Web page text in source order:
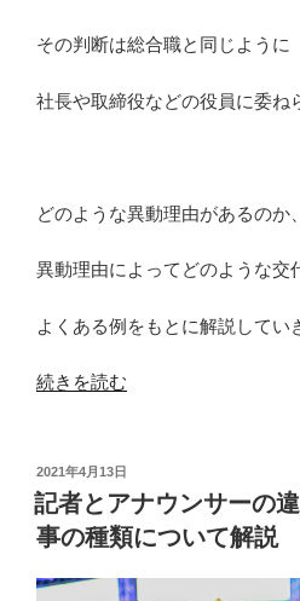
その判断は総合職と同じように
社長や取締役などの役員に委ね
どのような異動理由があるのか、
異動理由によってどのような交
よくある例をもとに解説してい
“ア
ン
サ
ー
の
異
続きを読む
投
稿
日:
2021年4月13日
記者とアナウンサーの
事の種類について解説